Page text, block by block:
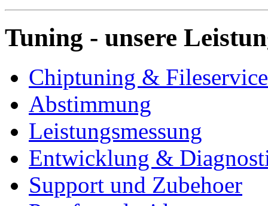
Tuning - unsere
Chiptuning & Fileservice
Abstimmung
Leistungsmessung
Entwicklung &
Support und Zubehoer